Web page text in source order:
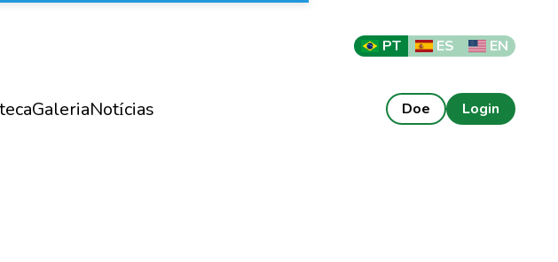
PT ES EN
GaleriaNotícias Doe Login